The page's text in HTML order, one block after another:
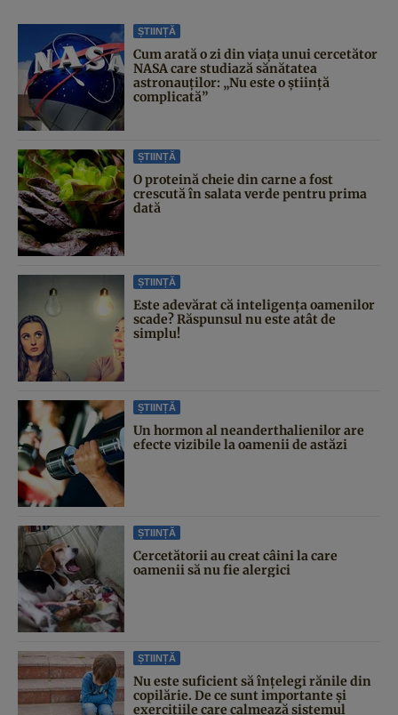
ȘTIINȚĂ
Cum arată o zi din viața unui cercetător
NASA care studiază sănătatea
astronauților: „Nu este o știință
complicată”
ȘTIINȚĂ
O proteină cheie din carne a fost
crescută în salata verde pentru prima
dată
ȘTIINȚĂ
Este adevărat că inteligența oamenilor
scade? Răspunsul nu este atât de
simplu!
ȘTIINȚĂ
Un hormon al neanderthalienilor are
efecte vizibile la oamenii de astăzi
ȘTIINȚĂ
Cercetătorii au creat câini la care
oamenii să nu fie alergici
ȘTIINȚĂ
Nu este suficient să înțelegi rănile din
copilărie. De ce sunt importante și
exercițiile care calmează sistemul